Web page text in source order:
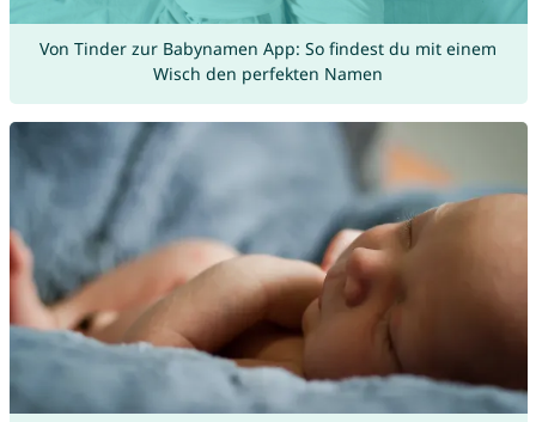
Von Tinder zur Babynamen App: So findest du mit einem
Wisch den perfekten Namen